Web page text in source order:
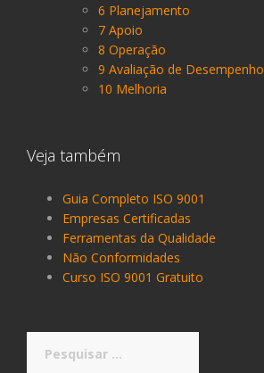
6 Planejamento
7 Apoio
8 Operação
9 Avaliação de Desempenho
10 Melhoria
Veja também
Guia Completo ISO 9001
Empresas Certificadas
Ferramentas da Qualidade
Não Conformidades
Curso ISO 9001 Gratuito
por: